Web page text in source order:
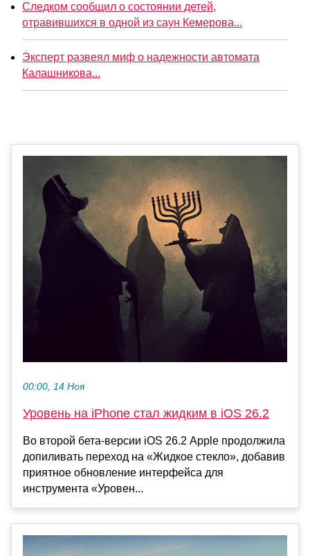
Следком сообщил о состоянии детей,
отравившихся в одной из саун Кемерова...
Эксперт развеял миф о надежности автомата
Калашникова...
00:00, 14 Ноя
Уровень на iPhone стал жидким в iOS 26.2
Во второй бета-версии iOS 26.2 Apple продолжила
допиливать переход на «Жидкое стекло», добавив
приятное обновление интерфейса для
инструмента «Уровен...